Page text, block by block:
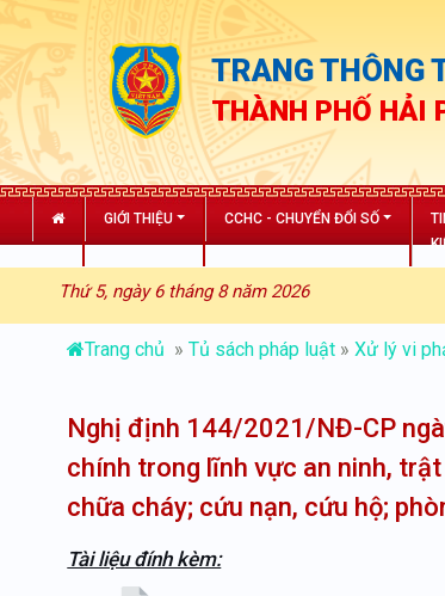
TRANG THÔNG
THÀNH PHỐ HẢI
GIỚI THIỆU CCHC - CHUYỂN ĐỔI SỐ
Thứ 5, ngày 6 tháng 8 năm 2026
Trang chủ »Tủ sách pháp luật »Xử lý vi
Nghị định 144/2021/NĐ-CP
chính trong lĩnh vực an ninh,
chữa cháy; cứu nạn, cứu hộ;
Tài liệu đính kèm: